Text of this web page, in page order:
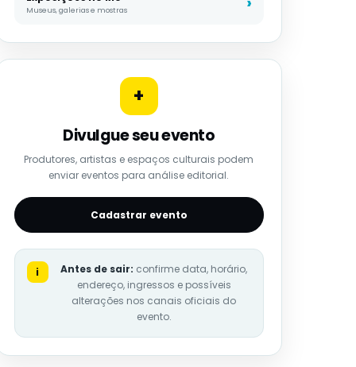
Museus, galerias e mostras
+
Divulgue seu evento
Produtores, artistas e espaços culturais podem
enviar eventos para análise editorial.
Cadastrar evento
i Antes de sair: confirme data, horário,
endereço, ingressos e possíveis
alterações nos canais oficiais do
evento.